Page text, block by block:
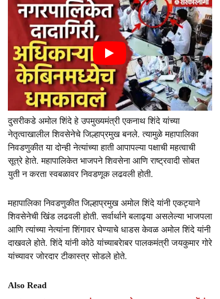
दुसरीकडे अमोल शिंदे हे उपमुख्यमंत्री एकनाथ शिंदे यांच्या
नेतृत्वाखालील शिवसेनेचे जिल्हाप्रमुख बनले. त्यामुळे महापालिका
निवडणुकीत या दोन्ही नेत्यांच्या हाती आपापल्या पक्षाची महत्वाची
सूत्रे हेाते. महापालिकेत भाजपने शिवसेना आणि राष्ट्रवादी सोबत
युती न करता स्वबळावर निवडणूक लढवली होती.
महापालिका निवडणुकीत जिल्हाप्रमुख अमोल शिंदे यांनी एकट्याने
शिवसेनेची खिंड लढवली होती. सर्वार्थाने बलाढ्या असलेल्या भाजपला
आणि त्यांच्या नेत्यांना शिंगावर घेण्याचे धाडस केवळ अमोल शिंदे यांनी
दाखवले होते. शिंदे यांनी कोठे यांच्याबरेाबर पालकमंत्री जयकुमार गोरे
यांच्यावर जोरदार टीकास्त्र सोडले होते.
Also Read